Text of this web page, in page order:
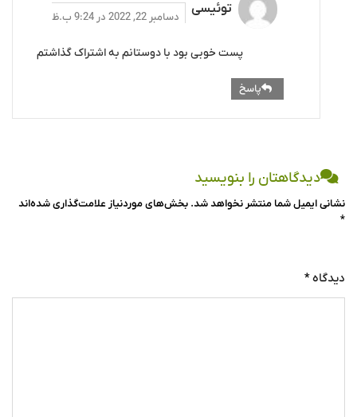
توئیسی
دسامبر 22, 2022 در 9:24 ب.ظ
پست خوبی بود با دوستانم به اشتراک گذاشتم
پاسخ
دیدگاهتان را بنویسید
نشانی ایمیل شما منتشر نخواهد شد. بخش‌های موردنیاز علامت‌گذاری شده‌اند
*
دیدگاه*